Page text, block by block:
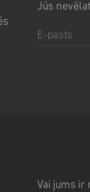
Jūs
Vai jums ir